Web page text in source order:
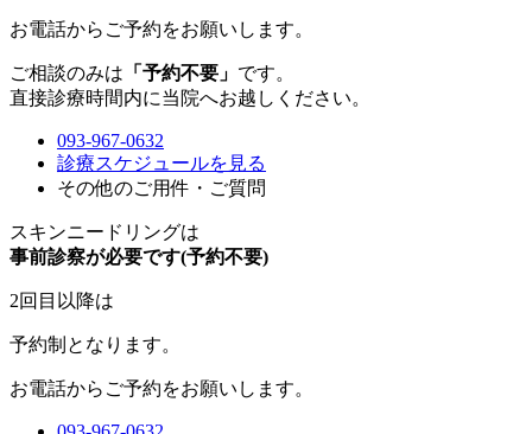
お電話からご予約をお願いします。
ご相談のみは 「予約不要」 です。
直接診療時間内に当院へお越しください。
093-967-0632
診療スケジュールを見る
その他のご用件・ご質問
スキンニードリングは
事前診察が必要です(予約不要)
2回目以降は
予約制 となります。
お電話からご予約をお願いします。